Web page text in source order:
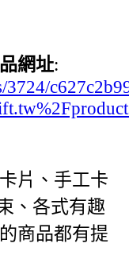
網址:
片、手工卡
、各式有趣
商品都有提